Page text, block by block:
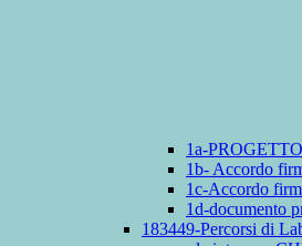
1a-PROGETTO
1b- Accordo
1c-Accordo
1d-documento
183449-Percorsi di